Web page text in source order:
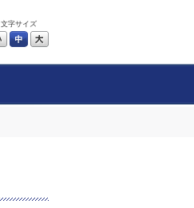
文字サイズ
小 中